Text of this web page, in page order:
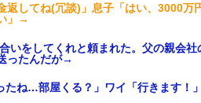
返してね(冗談)」息子「はい、3000
」→
いをしてくれと頼まれた。父の親会
ったんだが→
たね…部屋くる？」ワイ「行きます！」